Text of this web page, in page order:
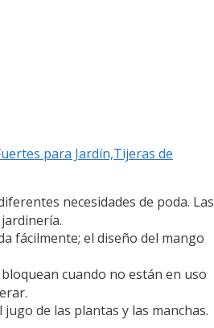
para Jardín,Tijeras de
necesidades de poda. Las
fácilmente; el diseño del mango
cuando no están en uso
de las plantas y las manchas.